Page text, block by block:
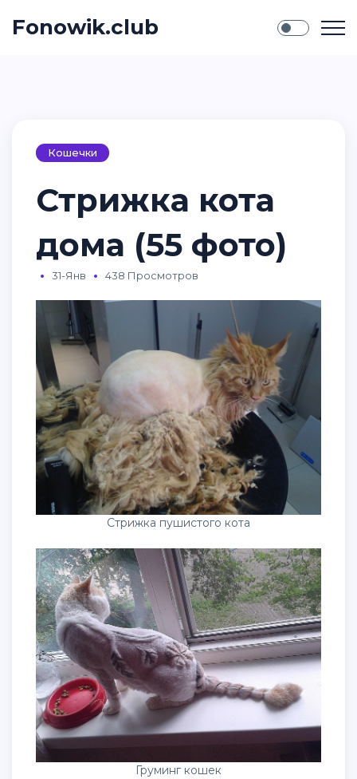
Fonowik.club
Кошечки
Стрижка кота
дома (55 фото)
31-Янв 438 Просмотров
Стрижка пушистого кота
Груминг кошек